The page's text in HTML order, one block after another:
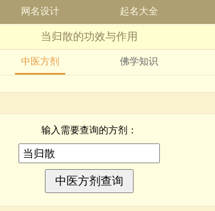
网名设计 起名大全
当归散的功效与作用
中医方剂 佛学知识
输入需要查询的方剂：